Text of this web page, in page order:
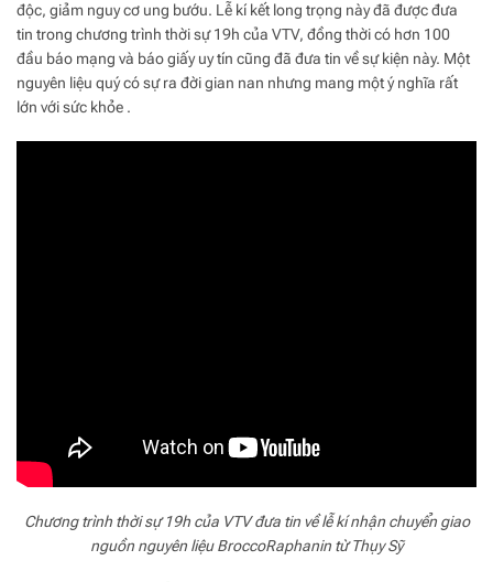
độc, giảm nguy cơ ung bướu. Lễ kí kết long trọng này đã được đưa
tin trong chương trình thời sự 19h của VTV, đồng thời có hơn 100
đầu báo mạng và báo giấy uy tín cũng đã đưa tin về sự kiện này. Một
nguyên liệu quý có sự ra đời gian nan nhưng mang một ý nghĩa rất
lớn với sức khỏe .
Chương trình thời sự 19h của VTV đưa tin về lễ kí nhận chuyển giao
nguồn nguyên liệu BroccoRaphanin từ Thụy Sỹ